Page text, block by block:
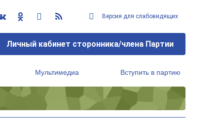
Версия для слабовидящих
Личный кабинет сторонника/члена Партии
Мультимедиа Вступить в партию